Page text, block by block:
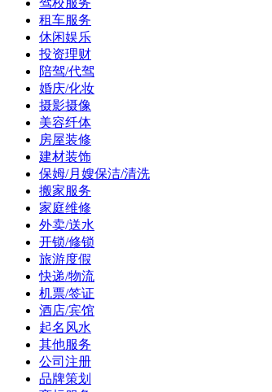
驾校服务
租车服务
休闲娱乐
投资理财
陪驾/代驾
婚庆/化妆
摄影摄像
美容纤体
房屋装修
建材装饰
保姆/月嫂保洁/清洗
搬家服务
家庭维修
外卖/送水
开锁/修锁
旅游度假
快递/物流
机票/签证
酒店/宾馆
起名风水
其他服务
公司注册
品牌策划